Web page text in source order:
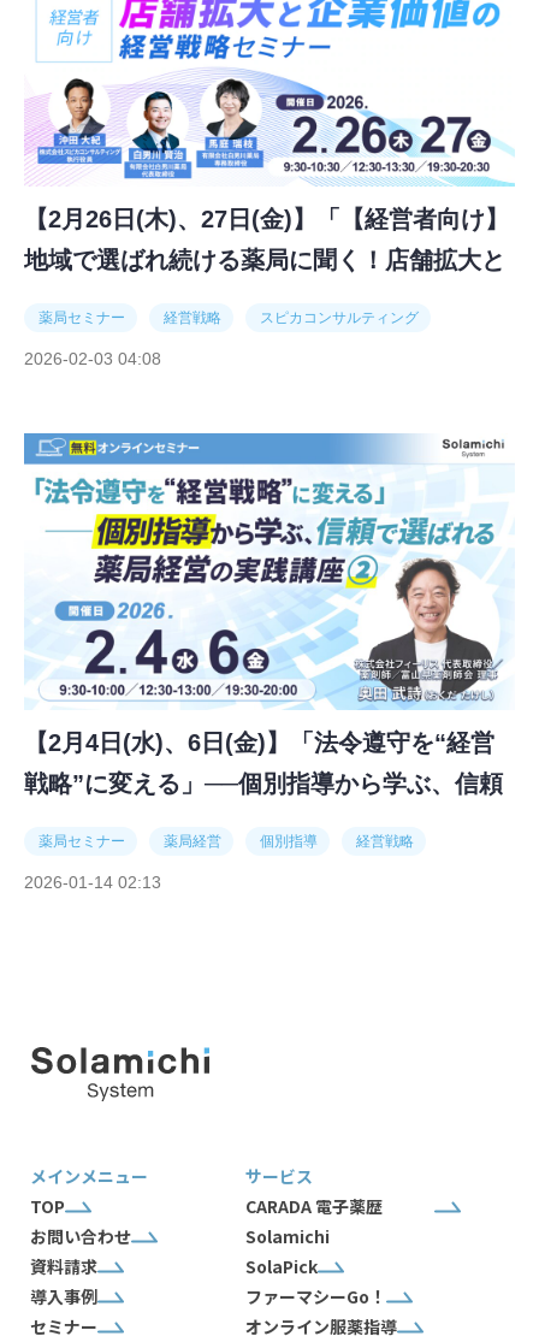
【2月26日(木)、27日(金)】「【経営者向け】
地域で選ばれ続ける薬局に聞く！店舗拡大と
薬局セミナー 経営戦略 スピカコンサルティング
2026-02-03 04:08
【2月4日(水)、6日(金)】「法令遵守を“経営
戦略”に変える」──個別指導から学ぶ、信頼
薬局セミナー 薬局経営 個別指導 経営戦略
2026-01-14 02:13
メインメニュー
TOP
お問い合わせ
資料請求
導入事例
セミナー
サービス
CARADA 電子薬歴
Solamichi
SolaPick
ファーマシーGo！
オンライン服薬指導